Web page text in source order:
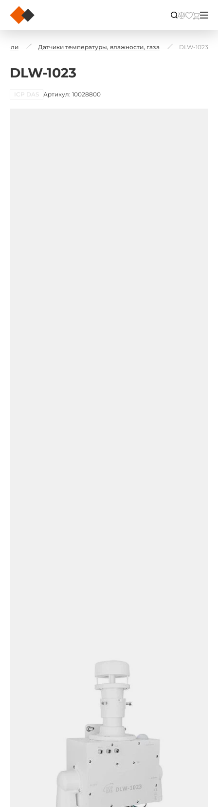
Датчики температуры, влажности, газа DLW-1023
DLW-1023
ICP DAS Артикул: 10028800